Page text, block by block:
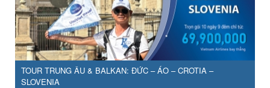
TOUR TRUNG ÂU & BALKAN: ĐỨC – ÁO – CROTIA –
SLOVENIA